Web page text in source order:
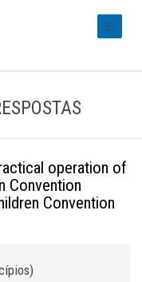
operation of
Convention
Convention